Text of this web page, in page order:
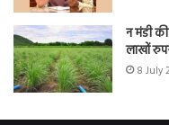
न मंडी
लाखों
8 July